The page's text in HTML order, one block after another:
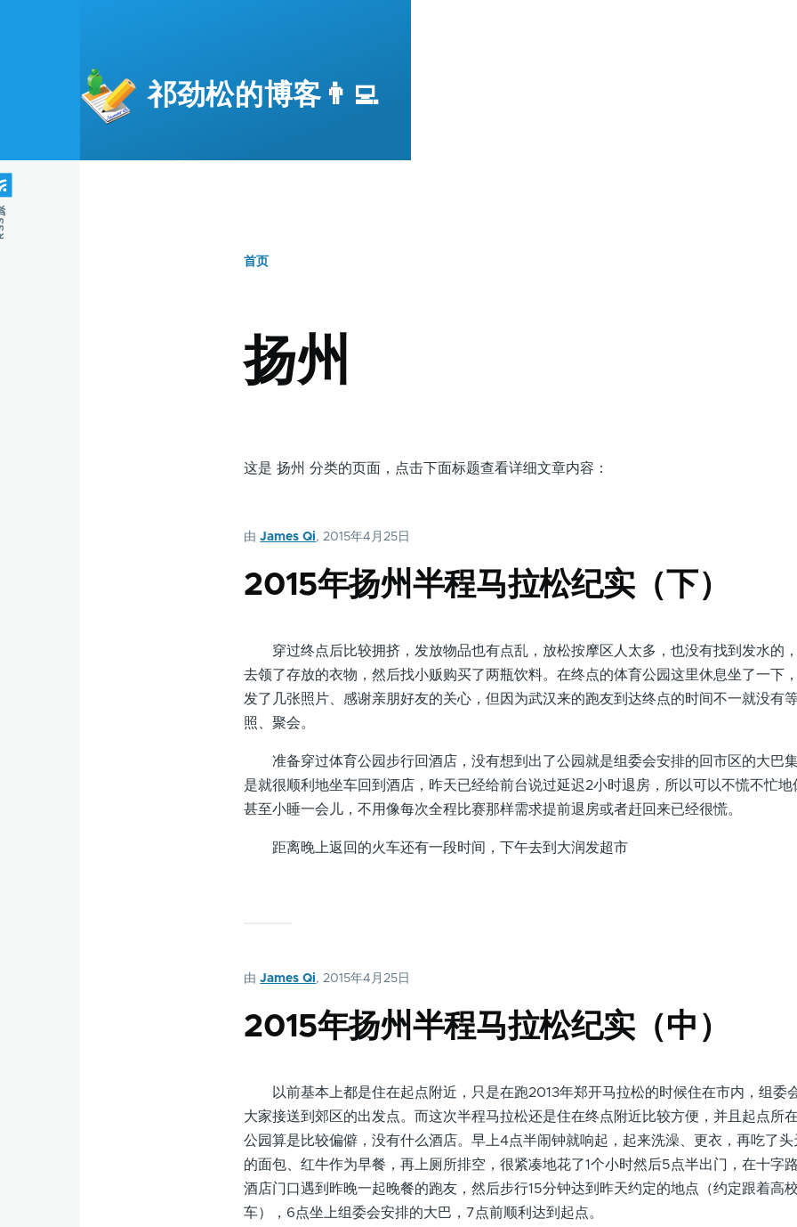
祁劲松的博客👨‍💻
包
屑
首页
扬州
这是 扬州 分类的页面，点击下面标题查看详细文章内容：
由James Qi, 2015年4月25日
2015年扬州半程马拉松纪实（下）
穿过终点后比较拥挤，发放物品也有点乱，放松按摩区人太多，也没有找到发水的
去领了存放的衣物，然后找小贩购买了两瓶饮料。在终点的体育公园这里休息坐了一下
发了几张照片、感谢亲朋好友的关心，但因为武汉来的跑友到达终点的时间不一就没有
照、聚会。
准备穿过体育公园步行回酒店，没有想到出了公园就是组委会安排的回市区的大巴
是就很顺利地坐车回到酒店，昨天已经给前台说过延迟2小时退房，所以可以不慌不忙地
甚至小睡一会儿，不用像每次全程比赛那样需求提前退房或者赶回来已经很慌。
距离晚上返回的火车还有一段时间，下午去到大润发超市
由James Qi, 2015年4月25日
2015年扬州半程马拉松纪实（中）
以前基本上都是住在起点附近，只是在跑2013年郑开马拉松的时候住在市内，组委
大家接送到郊区的出发点。而这次半程马拉松还是住在终点附近比较方便，并且起点所
公园算是比较偏僻，没有什么酒店。早上4点半闹钟就响起，起来洗澡、更衣，再吃了
的面包、红牛作为早餐，再上厕所排空，很紧凑地花了1个小时然后5点半出门，在十字
酒店门口遇到昨晚一起晚餐的跑友，然后步行15分钟达到昨天约定的地点（约定跟着高
车），6点坐上组委会安排的大巴，7点前顺利达到起点。